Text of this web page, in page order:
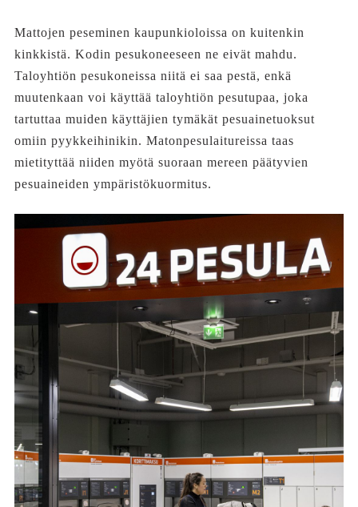
Mattojen peseminen kaupunkioloissa on kuitenkin
kinkkistä. Kodin pesukoneeseen ne eivät mahdu.
Taloyhtiön pesukoneissa niitä ei saa pestä, enkä
muutenkaan voi käyttää taloyhtiön pesutupaa, joka
tartuttaa muiden käyttäjien tymäkät pesuainetuoksut
omiin pyykkeihinikin. Matonpesulaitureissa taas
mietityttää niiden myötä suoraan mereen päätyvien
pesuaineiden ympäristökuormitus.